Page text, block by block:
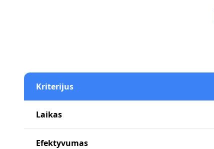
Kriterijus
Laikas
Efektyvumas